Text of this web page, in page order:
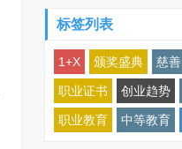
标签列表
1+X 颁奖盛典 慈善
职业证书 创业趋势
职业教育 中等教育